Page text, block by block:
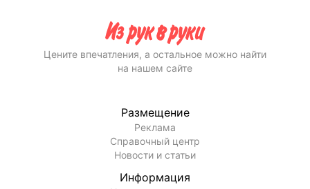
Цените впечатления, а остальное можно найти
на нашем сайте
Размещение
Реклама
Справочный центр
Новости и статьи
Информация